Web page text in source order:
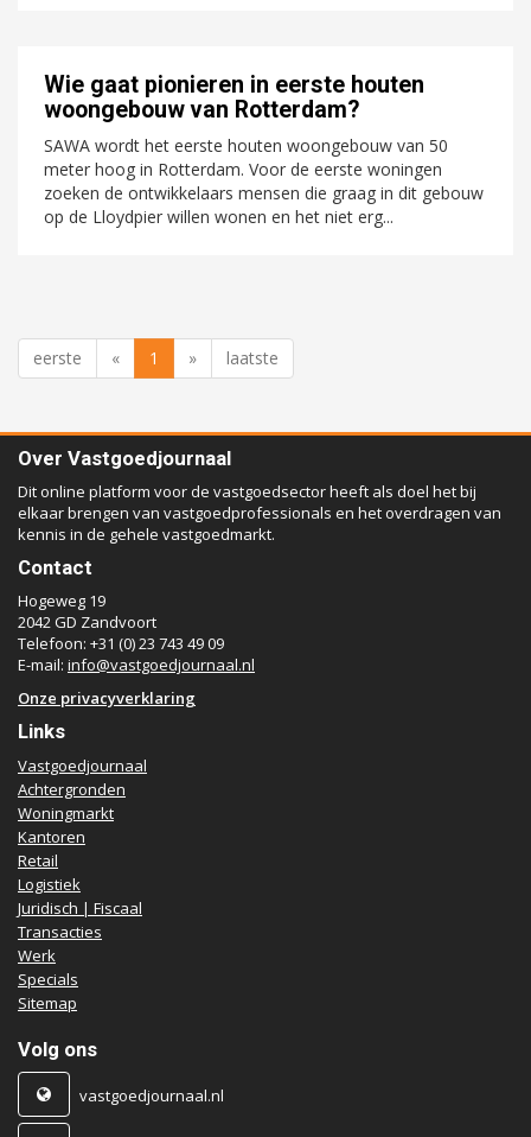
Wie gaat pionieren in eerste houten
woongebouw van Rotterdam?
SAWA wordt het eerste houten woongebouw van 50
meter hoog in Rotterdam. Voor de eerste woningen
zoeken de ontwikkelaars mensen die graag in dit gebouw
op de Lloydpier willen wonen en het niet erg...
eerste « 1 » laatste
Over Vastgoedjournaal
Dit online platform voor de vastgoedsector heeft als doel het bij
elkaar brengen van vastgoedprofessionals en het overdragen van
kennis in de gehele vastgoedmarkt.
Contact
Hogeweg 19
2042 GD Zandvoort
Telefoon: +31 (0) 23 743 49 09
E-mail: info@vastgoedjournaal.nl
Onze privacyverklaring
Links
Vastgoedjournaal
Achtergronden
Woningmarkt
Kantoren
Retail
Logistiek
Juridisch | Fiscaal
Transacties
Werk
Specials
Sitemap
Volg ons
vastgoedjournaal.nl